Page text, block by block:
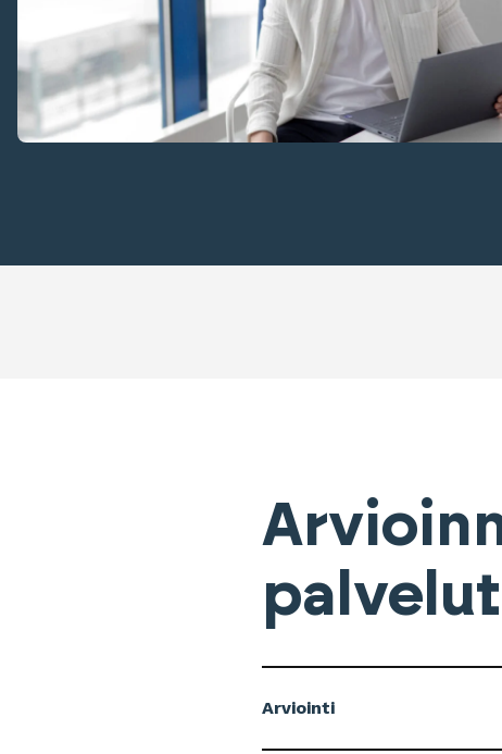
palvelut
Arviointi